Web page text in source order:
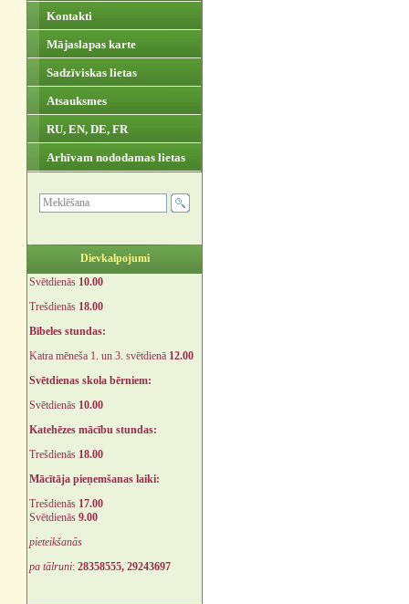
Kontakti
Mājaslapas karte
Sadzīviskas lietas
Atsauksmes
RU, EN, DE, FR
Arhīvam nododamas lietas
Dievkalpojumi
Svētdienās 10.00
Trešdienās 18.00
Bībeles stundas:
Katra mēneša 1. un 3. svētdienā 12.00
Svētdienas skola bērniem:
Svētdienās 10.00
Katehēzes mācību stundas:
Trešdienās 18.00
Mācītāja pieņemšanas laiki:
Trešdienās 17.00
Svētdienās 9.00
pieteikšanās
pa tālruni: 28358555, 29243697